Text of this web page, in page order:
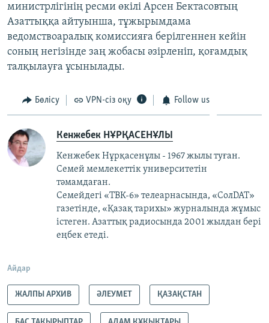
министрлігінің ресми өкілі Арсен Бектасовтың
Азаттыққа айтуынша, тұжырымдама
ведомствоаралық комиссияға берілгеннен кейін
соның негізінде заң жобасы әзірленіп, қоғамдық
талқылауға ұсынылады.
Бөлісу VPN-сіз оқу Follow us
Кенжебек НҰРҚАСЕНҰЛЫ
Кенжебек Нұрқасенұлы - 1967 жылы туған.
Семей мемлекеттік университетін
тәмамдаған.
Семейдегі «ТВК-6» телеарнасында, «СолDAT»
газетінде, «Қазақ тарихы» журналында жұмыс
істеген. Азаттық радиосында 2001 жылдан бері
еңбек етеді.
Айдар
ЖАЛПЫ АРХИВ ӘЛЕУМЕТ ҚАЗАҚСТАН